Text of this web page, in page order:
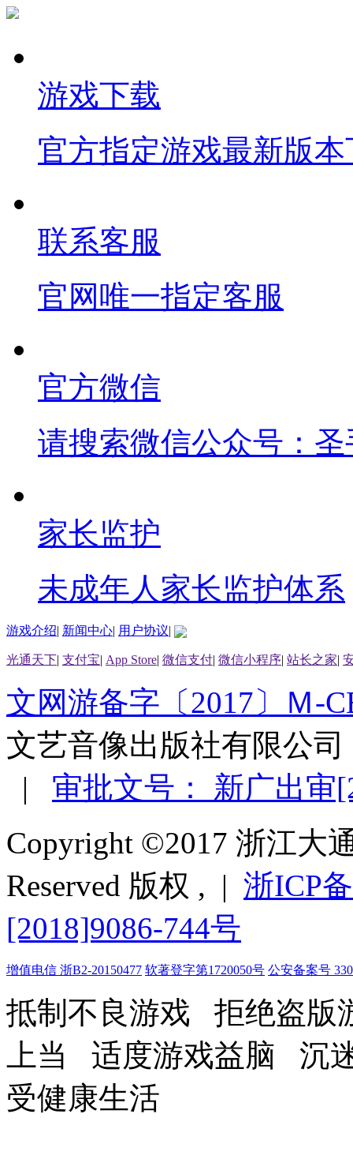
游戏下载
官方指定游戏最新版本
联系客服
官网唯一指定客服
官方微信
请搜索微信公众号：
家长监护
未成年人家长监护体系
游戏介绍| 新闻中心| 用户协议|
光通天下| 支付宝| App Store| 微信支付| 微信小程序| 站长之家|
文网游备字〔2017〕Ｍ-
文艺音像出版社有限
| 审批文号： 新广出审
Copyright ©2017 浙江大
Reserved 版权 , | 浙ICP
[2018]9086-744号
增值电信 浙B2-20150477 软著登字第1720050号 公安备案号
抵制不良游戏 拒绝盗
上当 适度游戏益脑 沉
受健康生活